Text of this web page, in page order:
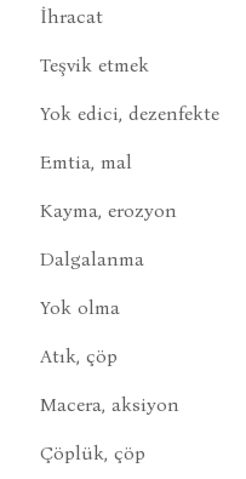
İhracat
Teşvik etmek
Yok edici, dezenfekte
Emtia, mal
Kayma, erozyon
Dalgalanma
Yok olma
Atık, çöp
Macera, aksiyon
Çöplük, çöp